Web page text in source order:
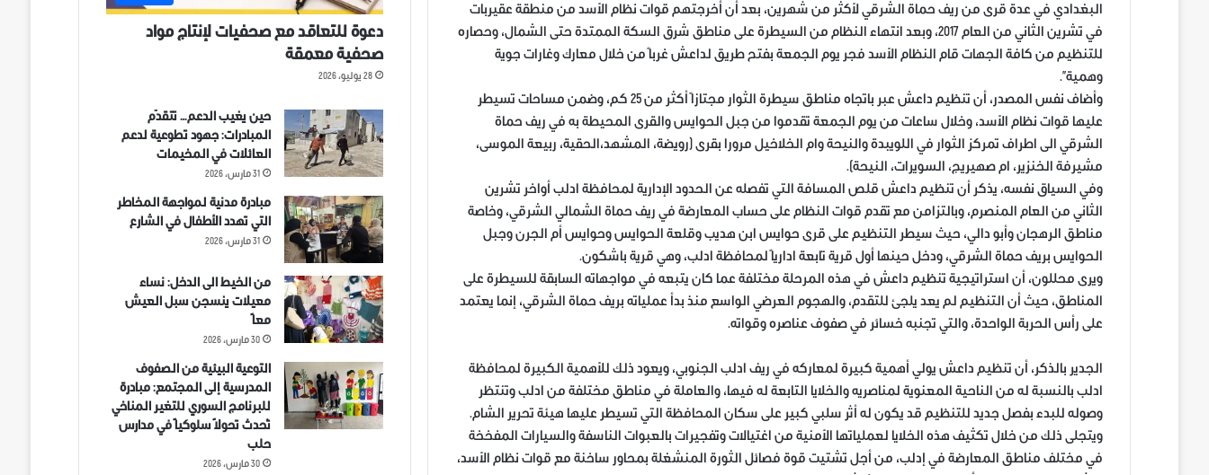
البغدادي في عدة قرى من ريف حماة الشرقي لأكثر من شهرين، بعد أن أخرجتهم قوات نظام الأسد من منطقة عقيربات
في تشرين الثاني من العام 2017، وبعد انتهاء النظام من السيطرة على مناطق شرق السكة الممتدة حتى الشمال، وحصاره
للتنظيم من كافة الجهات قام النظام الأسد فجر يوم الجمعة بفتح طريق لداعش غرباً من خلال معارك وغارات جوية
وهمية”.
وأضاف نفس المصدر، أن تنظيم داعش عبر باتجاه مناطق سيطرة الثوار مجتازاً أكثر من 25 كم، وضمن مساحات تسيطر
عليها قوات نظام الأسد، وخلال ساعات من يوم الجمعة تقدموا من جبل الحوايس والقرى المحيطة به في ريف حماة
الشرقي الى اطراف تمركز الثوار في اللويبدة والنيحة وام الخلاخيل مرورا بقرى (رويضة، المشهد،الحقية، ربيعة الموسى،
مشيرفة الخنزير، ام صهيريج، السويرات، النيحة).
وفي السياق نفسه، يذكر أن تنظيم داعش قلص المسافة التي تفصله عن الحدود الإدارية لمحافظة ادلب أواخر تشرين
الثاني من العام المنصرم، وبالتزامن مع تقدم قوات النظام على حساب المعارضة في ريف حماة الشمالي الشرقي، وخاصة
مناطق الرهجان وأبو دالي، حيث سيطر التنظيم على قرى حوايس ابن هديب وقلعة الحوايس وحوايس أم الجرن وجبل
الحوايس بريف حماة الشرقي، ودخل حينها أول قرية تابعة ادارياً لمحافظة ادلب، وهي قرية باشكون.
ويرى محللون، أن استراتيجية تنظيم داعش في هذه المرحلة مختلفة عما كان يتبعه في مواجهاته السابقة للسيطرة على
المناطق، حيث أن التنظيم لم يعد يلجئ للتقدم، والهجوم العرضي الواسع منذ بدأ عملياته بريف حماة الشرقي، إنما يعتمد
على رأس الحربة الواحدة، والتي تجنبه خسائر في صفوف عناصره وقواته.
الجدير بالذكر، أن تنظيم داعش يولي أهمية كبيرة لمعاركه في ريف ادلب الجنوبي، ويعود ذلك للأهمية الكبيرة لمحافظة
ادلب بالنسبة له من الناحية المعنوية لمناصريه والخلايا التابعة له فيها، والعاملة في مناطق مختلفة من ادلب وتنتظر
وصوله للبدء بفصل جديد للتنظيم قد يكون له أثر سلبي كبير على سكان المحافظة التي تسيطر عليها هيئة تحرير الشام.
ويتجلى ذلك من خلال تكثيف هذه الخلايا لعملياتها الأمنية من اغتيالات وتفجيرات بالعبوات الناسفة والسيارات المفخخة
في مختلف مناطق المعارضة في إدلب، من أجل تشتيت قوة فصائل الثورة المنشغلة بمحاور ساخنة مع قوات نظام الأسد،
دعوة للتعاقد مع صحفيات لإنتاج مواد
صحفية معمقة
28 يوليو، 2026
حين يغيب الدعم… تتقدّم
المبادرات: جهود تطوعية لدعم
العائلات في المخيمات
31 مارس، 2026
مبادرة مدنية لمواجهة المخاطر
التي تهدد الأطفال في الشارع
31 مارس، 2026
من الخيط الى الدخل: نساء
معيلات ينسجن سبل العيش
معاً
30 مارس، 2026
التوعية البيئية من الصفوف
المدرسية إلى المجتمع: مبادرة
للبرنامج السوري للتغير المناخي
تُحدث تحولاً سلوكياً في مدارس
حلب
30 مارس، 2026